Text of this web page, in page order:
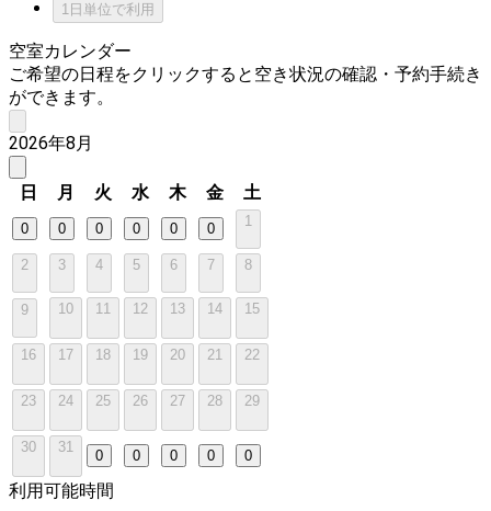
1日単位で利用
空室カレンダー
ご希望の日程をクリックすると空き状況の確認・予約手続き
ができます。
2026年8月
日 月 火 水 木 金 土
0 0 0 0 0 0 1
2 3 4 5 6 7 8
9 10 11 12 13 14 15
16 17 18 19 20 21 22
23 24 25 26 27 28 29
30 31
0 0 0 0 0
利用可能時間